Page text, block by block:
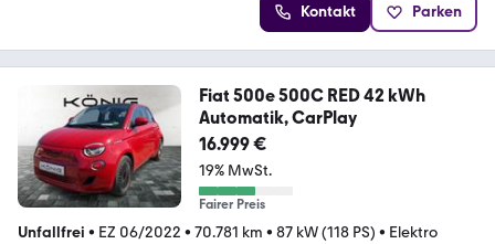
Kontakt Parken
Fiat 500e 500C RED 42 kWh
Automatik, CarPlay
16.999 €
19% MwSt.
Fairer Preis
Unfallfrei • EZ 06/2022 • 70.781 km • 87 kW (118 PS) • Elektro